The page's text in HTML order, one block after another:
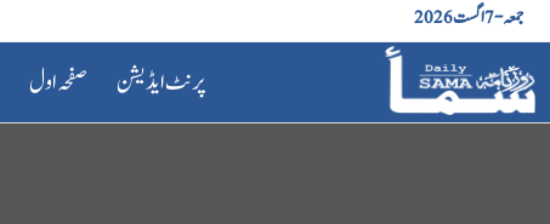
جمعہ - 7 اگست 2026
پرنٹ ایڈیشن صفحہ اول